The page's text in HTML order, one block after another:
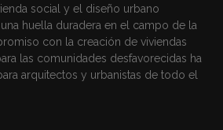
social y el diseño urbano
huella duradera en el campo de la
con la creación de viviendas
las comunidades desfavorecidas ha
arquitectos y urbanistas de todo el